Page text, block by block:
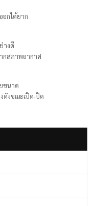
อกได้ยาก
างดี
กสภาพอากาศ
ขนาด
ดังขณะเปิด-ปิด